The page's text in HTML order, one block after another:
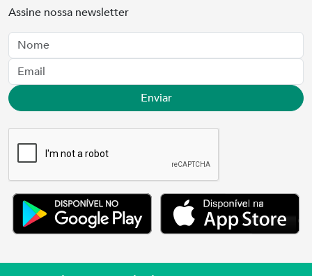
Assine nossa newsletter
Nome
Email
Enviar